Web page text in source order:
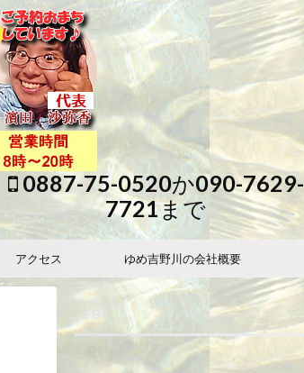
0887-75-0520か090-7629-
7721まで
アクセス ゆめ吉野川の会社概要